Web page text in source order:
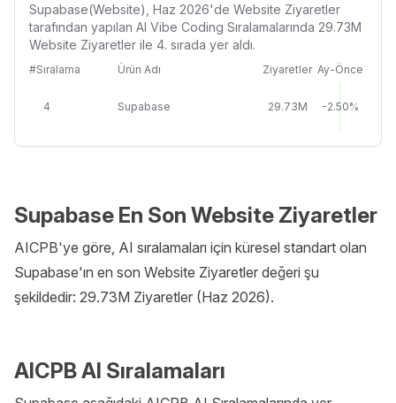
Supabase(Website), Haz 2026'de Website Ziyaretler
tarafından yapılan AI Vibe Coding Sıralamalarında 29.73M
Website Ziyaretler ile 4. sırada yer aldı.
#Sıralama Ürün Adı Ziyaretler Ay-Önce
4 Supabase 29.73M -2.50%
Supabase En Son Website Ziyaretler
AICPB'ye göre, AI sıralamaları için küresel standart olan
Supabase'ın en son Website Ziyaretler değeri şu
şekildedir: 29.73M Ziyaretler (Haz 2026).
AICPB AI Sıralamaları